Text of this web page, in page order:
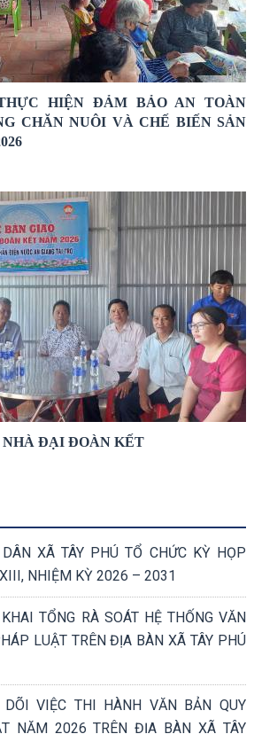
HIỆN ĐẢM BẢO AN TOÀN
CHĂN NUÔI VÀ CHẾ BIẾN SẢN
NHÀ ĐẠI ĐOÀN KẾT
XÃ TÂY PHÚ TỔ CHỨC KỲ HỌP
LẦN THỨ 3, KHÓA XIII, NHIỆM KỲ 2026 – 2031
TỔNG RÀ SOÁT HỆ THỐNG VĂN
LUẬT TRÊN ĐỊA BÀN XÃ TÂY PHÚ
DÕI VIỆC THI HÀNH VĂN BẢN QUY
NĂM 2026 TRÊN ĐỊA BÀN XÃ TÂY